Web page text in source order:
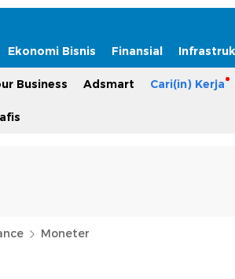
Ekonomi Bisnis Finansial
Business Adsmart Cari(in) Kerja
Moneter